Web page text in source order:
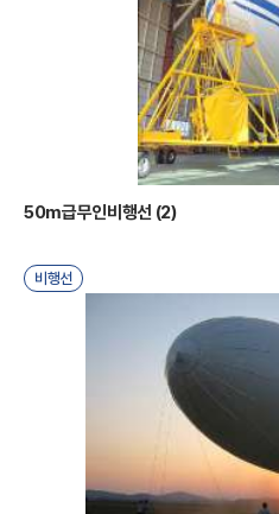
한
국
50m급무인비행선 (2)
비행선